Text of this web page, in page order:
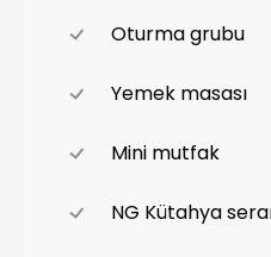
Oturma grubu
Yemek masası
Mini mutfak
NG Kütahya